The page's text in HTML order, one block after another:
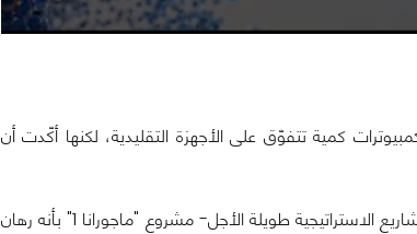
كمية تتفوّق على الأجهزة التقليدية، لكنها أكّدت أن
وصف جيسون زاندر-نائب الرئيس التنفيذي لمايكروسوفت والمسؤول عن المشاريع الاستراتيجية طويلة الأجل- مشروع "ماجورانا 1" بأنه رهان